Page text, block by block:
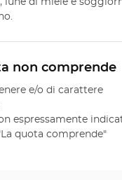
non comprende
e/o di carattere
espressamente
quota comprende"